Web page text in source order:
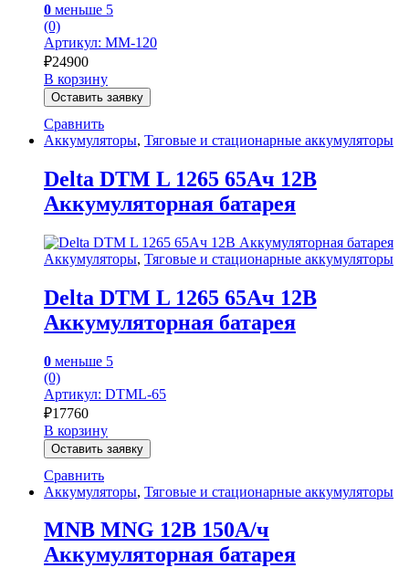
0 меньше 5
(0)
Артикул: MM-120
₽24900
В корзину
Оставить заявку
Сравнить
Аккумуляторы, Тяговые и стационарные аккумуляторы
Delta DTM L 1265 65Ач 12В
Аккумуляторная батарея
Аккумуляторы, Тяговые и стационарные аккумуляторы
Delta DTM L 1265 65Ач 12В
Аккумуляторная батарея
0 меньше 5
(0)
Артикул: DTML-65
₽17760
В корзину
Оставить заявку
Сравнить
Аккумуляторы, Тяговые и стационарные аккумуляторы
MNB MNG 12В 150А/ч
Аккумуляторная батарея